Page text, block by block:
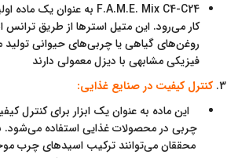
F.A.M.E. Mix C4-C24 به عنوان یک ماده اولیه در تولید
کار می‌رود. این متیل استرها از طریق ترانس
روغن‌های گیاهی یا چربی‌های حیوانی
فیزیکی مشابهی با دیزل معمولی دارند
کنترل کیفیت در صنایع غذایی:
این ماده به عنوان یک ابزار برای کنترل
محققان می‌توانند ترکیب اسیدهای چرب